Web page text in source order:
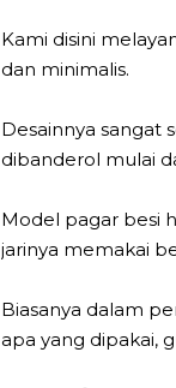
Kami disini
dan minimalis.
Desainnya sangat
dibanderol mulai
Model pagar besi
jarinya memakai
Biasanya dalam
apa yang dipakai,